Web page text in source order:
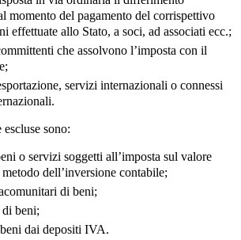
momento del pagamento del corrispettivo
effettuate allo Stato, a soci, ad associati ecc.;
che assolvono l’imposta con il
servizi internazionali o connessi
sono:
o servizi soggetti all’imposta sul valore
dell’inversione contabile;
di beni;
beni;
dai depositi IVA.